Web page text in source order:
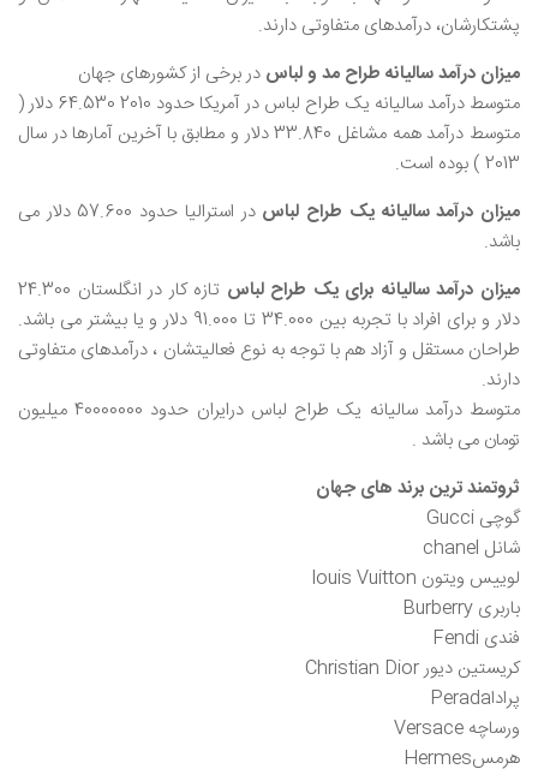
پشتکارشان، درآمدهای متفاوتی دارند.
میزان درآمد سالیانه طراح مد و لباس در برخی از کشورهای جهان
متوسط درآمد سالیانه یک طراح لباس در آمریکا حدود 2010 64.530 دلار (
متوسط درآمد همه مشاغل 33.840 دلار و مطابق با آخرین آمارها در سال
2013 ) بوده است.
میزان درآمد سالیانه یک طراح لباس
در استرالیا حدود 57.600 دلار می
باشد.
میزان درآمد سالیانه برای یک طراح لباس
تازه کار در انگلستان 24.300
دلار و برای افراد با تجربه بین 34.000 تا 91.000 دلار و یا بیشتر می باشد.
طراحان مستقل و آزاد هم با توجه به نوع فعالیتشان ، درآمدهای متفاوتی
دارند.
متوسط درآمد سالیانه یک طراح لباس درایران حدود 40000000 میلیون
تومان می باشد .
ثروتمند ترین برند های جهان
گوچی Gucci
شانل chanel
لوییس ویتون louis Vuitton
باربری Burberry
فندی Fendi
کریستین دیور Christian Dior
پراداPerada
ورساچه Versace
هرمسHermes